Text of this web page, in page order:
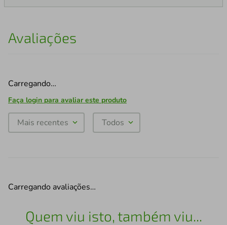
Avaliações
Carregando…
Faça login para avaliar este produto
Mais recentes Todos
Carregando avaliações…
Quem viu isto, também viu...